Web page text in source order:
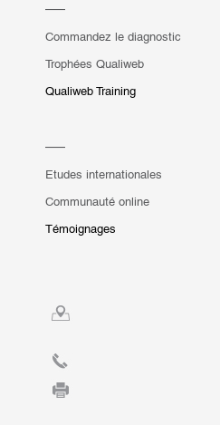
Commandez le diagnostic
Trophées Qualiweb
Qualiweb Training
Etudes internationales
Communauté online
Témoignages